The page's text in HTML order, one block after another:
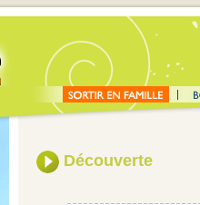
Découverte